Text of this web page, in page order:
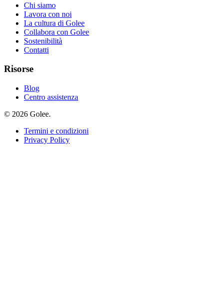
Chi siamo
Lavora con noi
La cultura di Golee
Collabora con Golee
Sostenibilità
Contatti
Risorse
Blog
Centro assistenza
© 2026 Golee.
Termini e condizioni
Privacy Policy